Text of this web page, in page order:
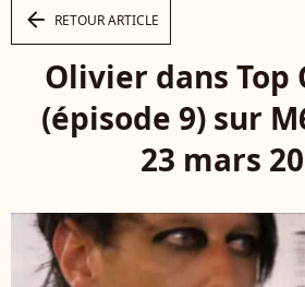
arrow_left RETOUR ARTICLE
Olivier dans Top
(épisode 9) sur
23 mars